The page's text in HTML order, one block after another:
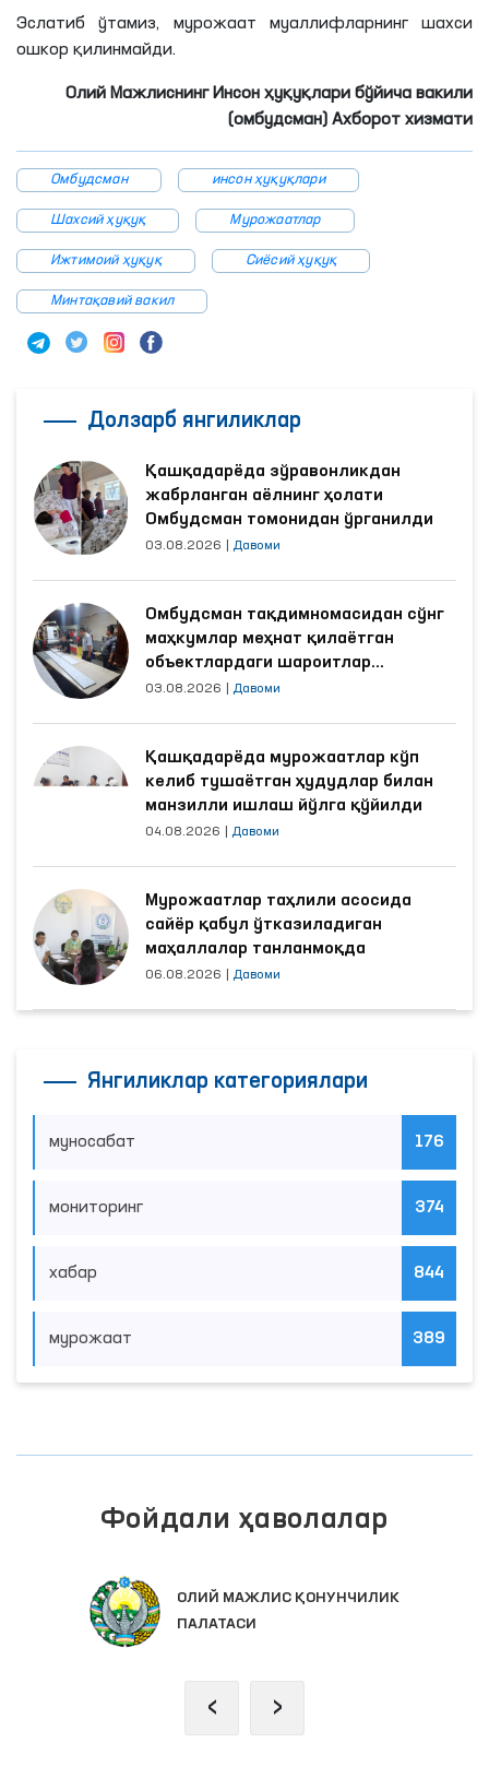
Эслатиб ўтамиз, мурожаат муаллифларнинг шахси
ошкор қилинмайди.
Олий Мажлиснинг Инсон ҳуқуқлари бўйича вакили
(омбудсман) Ахборот хизмати
Омбудсман инсон ҳуқуқлари
Шахсий ҳуқуқ Мурожаатлар
Ижтимоий ҳуқуқ Сиёсий ҳуқуқ
Минтақавий вакил
Долзарб янгиликлар
Қашқадарёда зўравонликдан
жабрланган аёлнинг ҳолати
Омбудсман томонидан ўрганилди
03.08.2026 Давоми
Омбудсман тақдимномасидан сўнг
маҳкумлар меҳнат қилаётган
объектлардаги шароитлар
яхшиланди
03.08.2026 Давоми
Қашқадарёда мурожаатлар кўп
келиб тушаётган ҳудудлар билан
манзилли ишлаш йўлга қўйилди
04.08.2026 Давоми
Мурожаатлар таҳлили асосида
сайёр қабул ўтказиладиган
маҳаллалар танланмоқда
06.08.2026 Давоми
Янгиликлар категориялари
муносабат 176
мониторинг 374
хабар 844
мурожаат 389
Фойдали ҳаволалар
ОЛИЙ МАЖЛИС ҚОНУНЧИЛИК
ПАЛАТАСИ
‹ ›